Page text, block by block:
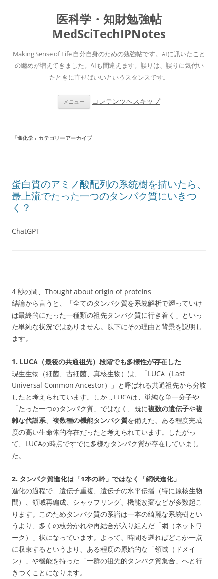
医科学・知財勉強帖
MedSciTechIPNotes
Making Sense of Life 自分自身のための勉強帖です。AIに訊いたこと
の纏めが増えてきました。AIも間違えます。誤りは、誤りに気付い
たときに直せばいいというスタンスです。
メニュー コンテンツへスキップ
「進化学 」カテゴリーアーカイブ
蛋白質のアミノ酸配列の系統樹を描いたら、
最上流でたった一つのタンパク質にいきつ
く？
ChatGPT
4 秒の間、Thought about origin of proteins
結論から言うと、「全てのタンパク質を系統解析で遡っていけ
ば最終的にたった一種類の祖先タンパク質に行き着く」といっ
た単純な状況ではありません。以下にその理由と背景を説明し
ます。
1. LUCA（最後の共通祖先）段階でも多様性が存在した
現生生物（細菌、古細菌、真核生物）は、「LUCA（Last
Universal Common Ancestor）」と呼ばれる共通祖先から分岐
したと考えられています。しかしLUCAは、単純な単一分子や
「たった一つのタンパク質」ではなく、既に複数の遺伝子や複
雑な代謝系、 複数種の機能タンパク質を備えた、ある程度完成
度の高い生命体的存在だったと考えられています。したがっ
て、LUCAの時点ですでに多様なタンパク質が存在していまし
た。
2. タンパク質進化は「1本の幹」ではなく「網状進化」
進化の過程で、遺伝子重複、遺伝子の水平伝播（特に原核生物
間）、領域再編成、シャッフリング、機能改変などが多数起こ
ります。このためタンパク質の系譜は一本の綺麗な系統樹とい
うより、多くの枝分かれや再結合が入り組んだ「網（ネットワ
ーク）」状になっています。よって、時間を遡ればどこか一点
に収束するというより、ある程度の原始的な「領域（ドメイ
ン）」や機能を持った「一群の祖先的タンパク質集合」へと行
きつくことになります。